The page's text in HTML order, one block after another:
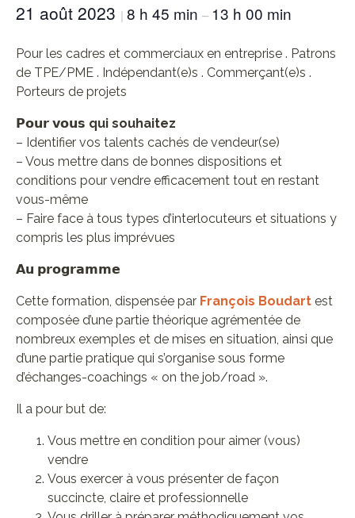
21 août 2023 | 8 h 45 min – 13 h 00 min
Pour les cadres et commerciaux en entreprise . Patrons
de TPE/PME . Indépendant(e)s . Commerçant(e)s .
Porteurs de projets
𝗣𝗼𝘂𝗿 𝘃𝗼𝘂𝘀 qui souhaitez
– Identifier vos talents cachés de vendeur(se)
– Vous mettre dans de bonnes dispositions et
conditions pour vendre efficacement tout en restant
vous-même
– Faire face à tous types d’interlocuteurs et situations y
compris les plus imprévues
𝗔𝘂 𝗽𝗿𝗼𝗴𝗿𝗮𝗺𝗺𝗲
Cette formation, dispensée par François Boudart est
composée d’une partie théorique agrémentée de
nombreux exemples et de mises en situation, ainsi que
d’une partie pratique qui s’organise sous forme
d’échanges-coachings « on the job/road ».
Il a pour but de:
Vous mettre en condition pour aimer (vous)
vendre
Vous exercer à vous présenter de façon
succincte, claire et professionnelle